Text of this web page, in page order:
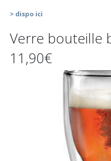
> dispo ici
Verre bouteille
11,90€